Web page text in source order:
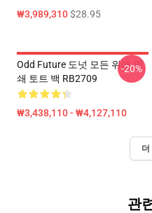
₩3,989,310$28.95
Odd Future 도넛 모든 위에 인
쇄 토트 백 RB2709
₩3,438,110 - ₩4,127,110
-20%
더
관